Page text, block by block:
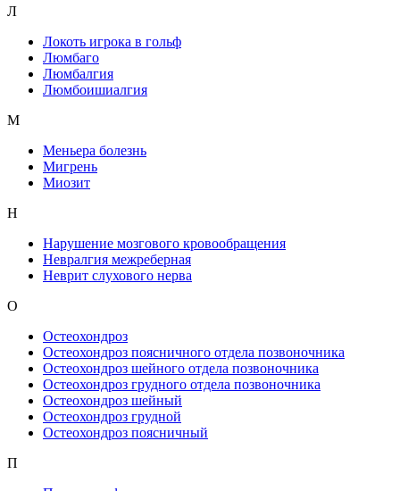
Л
Локоть игрока в гольф
Люмбаго
Люмбалгия
Люмбоишиалгия
М
Меньера болезнь
Мигрень
Миозит
Н
Нарушение мозгового кровообращения
Невралгия межреберная
Неврит слухового нерва
О
Остеохондроз
Остеохондроз поясничного отдела позвоночника
Остеохондроз шейного отдела позвоночника
Остеохондроз грудного отдела позвоночника
Остеохондроз шейный
Остеохондроз грудной
Остеохондроз поясничный
П